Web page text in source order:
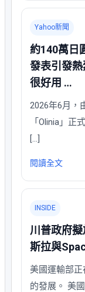
Yahoo新聞
約140萬日
發表引發
很好用 …
2026年6月，
「Olinia」正
[…]
閱讀全文
INSIDE
川普政府
斯拉與
美國運輸部
的發展。 美